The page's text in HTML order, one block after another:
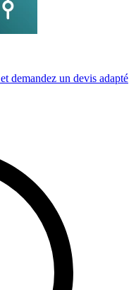
et demandez un devis adapté